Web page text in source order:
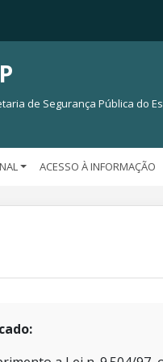
de Segurança Pública do
ACESSO À INFORMAÇÃO